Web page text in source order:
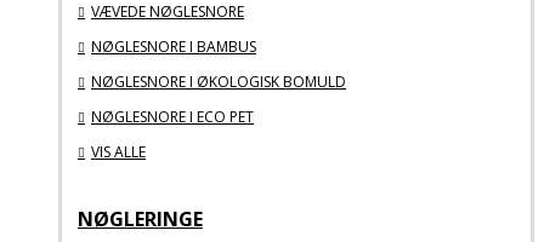
VÆVEDE NØGLESNORE
NØGLESNORE I BAMBUS
NØGLESNORE I ØKOLOGISK BOMULD
NØGLESNORE I ECO PET
VIS ALLE
NØGLERINGE